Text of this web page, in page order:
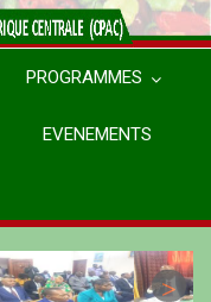
PROGRAMMES
EVENEMENTS